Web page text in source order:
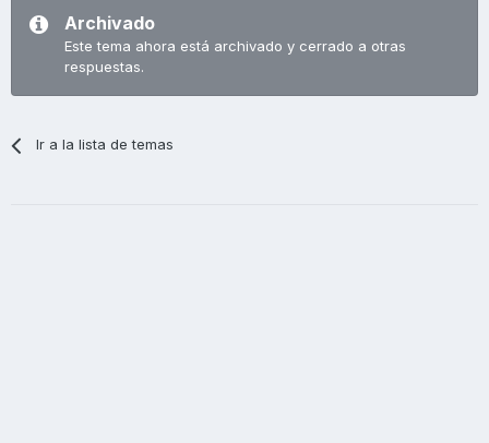
Archivado
Este tema ahora está archivado y cerrado a otras
respuestas.
Ir a la lista de temas